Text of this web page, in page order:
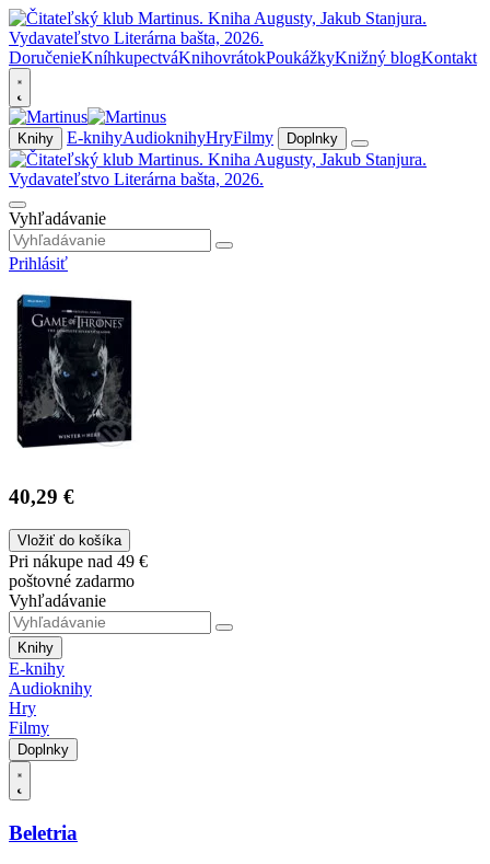
DoručenieKníhkupectváKnihovrátokPoukážkyKnižný blogKontakt
Knihy E-knihyAudioknihyHryFilmy Doplnky
Vyhľadávanie
Prihlásiť
40,29 €
Vložiť do košíka
Pri nákupe nad 49 €
poštovné zadarmo
Vyhľadávanie
Knihy
E-knihy
Audioknihy
Hry
Filmy
Doplnky
Beletria